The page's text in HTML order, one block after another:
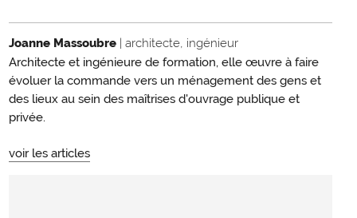
Joanne Massoubre | architecte, ingénieur
Architecte et ingénieure de formation, elle œuvre à faire
évoluer la commande vers un ménagement des gens et
des lieux au sein des maîtrises d'ouvrage publique et
privée.
voir les articles